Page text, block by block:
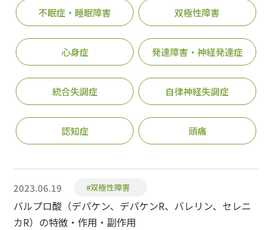
不眠症・睡眠障害 双極性障害
心身症 発達障害・神経発達症
統合失調症 自律神経失調症
認知症 頭痛
2023.06.19 #双極性障害
バルプロ酸（デパケン、デパケンR、バレリン、セレニ
カR）の特徴・作用・副作用